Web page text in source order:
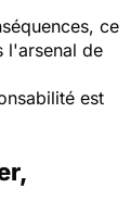
ce
l'arsenal de
est